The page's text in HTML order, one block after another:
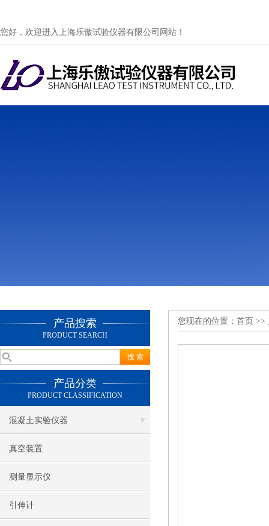
您好，欢迎进入上海乐傲试验仪器有限公司网站！
产品搜索
PRODUCT SEARCH
产品分类
PRODUCT CLASSIFICATION
混凝土实验仪器
真空装置
测量显示仪
引伸计
您现在的位置： 首页 >>